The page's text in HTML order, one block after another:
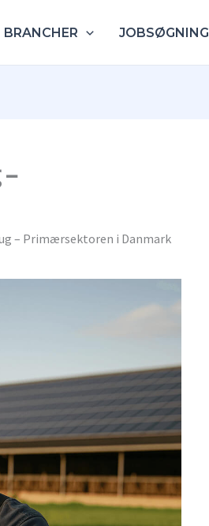
BRANCHER JOBSØGNING
– Primærsektoren i Danmark